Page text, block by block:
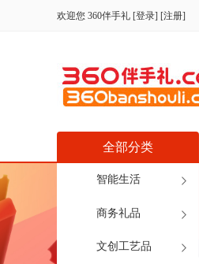
欢迎您 360伴手礼 [登录] [注册]
全部分类
智能生活
商务礼品
文创工艺品